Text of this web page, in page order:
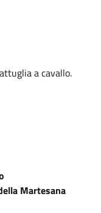
a cavallo.
Martesana